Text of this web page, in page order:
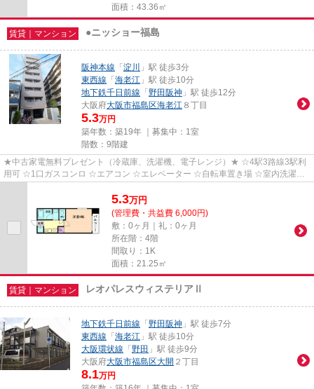
面積：43.36㎡
賃貸｜マンション ●ニッショー福島
阪神本線 「 淀川
」駅 徒歩3分
東西線 「 海老江 」駅 徒歩10分
地下鉄千日前線 「 野田阪神 」駅 徒歩12分
大阪府大阪市福島区海老江 ８丁目
5.3万円
築年数：築19年 ｜募集中： 1室
階数：9階建
★中古家電無料プレゼント（冷蔵庫、洗濯機、電子レンジ）★ ☆4駅3路線3駅利
用可 ☆1口ガスコンロ ☆エアコン ☆エレベーター ☆自転車置き場 ☆室内洗濯機
5.3万円
(管理費・共益費 6,000円)
敷：0ヶ月｜礼：0ヶ月
所在階：4階
間取り：1K
面積：21.25㎡
賃貸｜マンション レオパレスウィステリアⅡ
地下鉄千日前線 「 野田阪神 」駅 徒歩7分
東西線 「 海老江 」駅 徒歩10分
大阪環状線 「 野田 」駅 徒歩9分
大阪府大阪市福島区大開 ２丁目
8.1万円